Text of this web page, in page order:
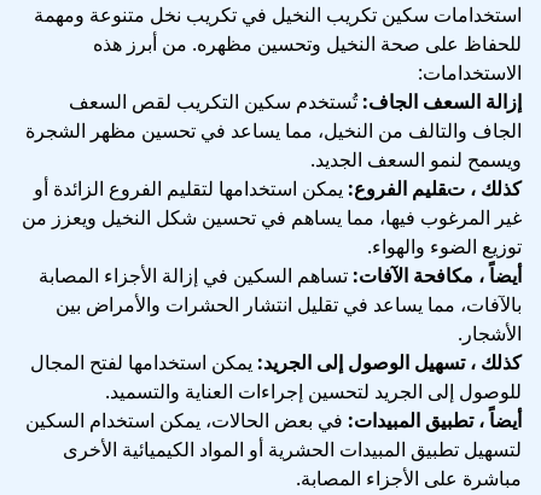
استخدامات سكين تكريب النخيل في تكريب نخل متنوعة ومهمة
للحفاظ على صحة النخيل وتحسين مظهره. من أبرز هذه
الاستخدامات:
إزالة السعف الجاف:تُستخدم سكين التكريب لقص السعف
الجاف والتالف من النخيل، مما يساعد في تحسين مظهر الشجرة
ويسمح لنمو السعف الجديد.
كذلك ، تقليم الفروع: يمكن استخدامها لتقليم الفروع الزائدة أو
غير المرغوب فيها، مما يساهم في تحسين شكل النخيل ويعزز من
توزيع الضوء والهواء.
أيضاً ، مكافحة الآفات: تساهم السكين في إزالة الأجزاء المصابة
بالآفات، مما يساعد في تقليل انتشار الحشرات والأمراض بين
الأشجار.
كذلك ، تسهيل الوصول إلى الجريد: يمكن استخدامها لفتح المجال
للوصول إلى الجريد لتحسين إجراءات العناية والتسميد.
أيضاً ، تطبيق المبيدات: في بعض الحالات، يمكن استخدام السكين
لتسهيل تطبيق المبيدات الحشرية أو المواد الكيميائية الأخرى
مباشرة على الأجزاء المصابة.